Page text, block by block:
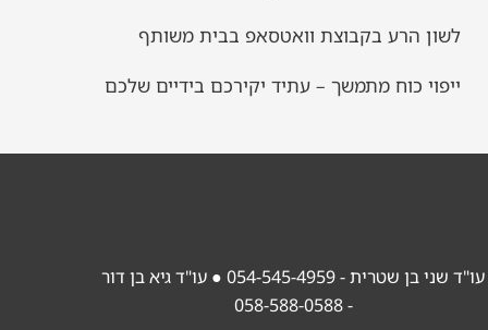
לשון הרע בקבוצת וואטסאפ בבית משותף
ייפוי כוח מתמשך – עתיד יקירכם בידיים שלכם
עו"ד שני בן שטרית - 054-545-4959
● עו"ד גיא בן דור
- 058-588-0588